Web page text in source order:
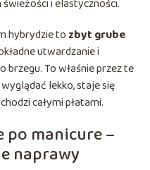
i elastyczności.
hybrydzie to zbyt grube
utwardzanie i
brzegu. To właśnie przez te
lekko, staje się
całymi płatami.
po manicure –
naprawy